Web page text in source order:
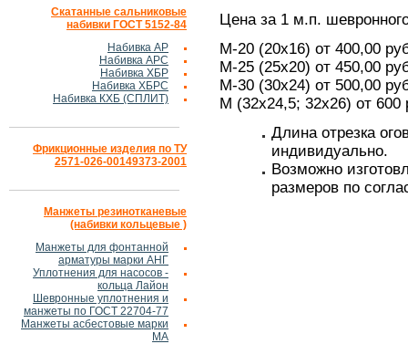
Скатанные сальниковые
набивки ГОСТ 5152-84
Набивка АР
Набивка АРС
Набивка ХБР
Набивка ХБРС
Набивка КХБ (СПЛИТ)
Фрикционные изделия по ТУ
2571-026-00149373-2001
Манжеты резинотканевые
(набивки кольцевые )
Манжеты для фонтанной
арматуры марки АНГ
Уплотнения для насосов -
кольца Лайон
Шевронные уплотнения и
манжеты по ГОСТ 22704-77
Манжеты асбестовые марки
МА
Цена за 1 м.п.
М-20 (20х16) от 400,00
М-25 (25х20) от 450,00
М-30 (30х24) от 500,00
М (32х24,5; 32х26) от 600
Длина отрезка
индивидуально.
Возможно
размеров по